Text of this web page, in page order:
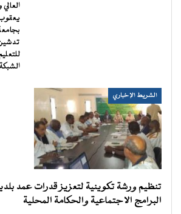
يعقوب
تدشين
الشريط الإخباري
تنظيم ورشة تكوينية لتعزيز قدرات عمد
البرامج الاجتماعية والحكامة المحلية